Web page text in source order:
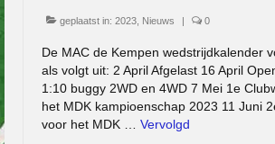
geplaatst in: 2023 Nieuws | 0
De MAC de Kempen wedstrijdkalender
als volgt uit: 2 April Afgelast 16 April
1:10 buggy 2WD en 4WD 7 Mei 1e
het MDK kampioenschap 2023 11 Juni
voor het MDK … Vervolgd